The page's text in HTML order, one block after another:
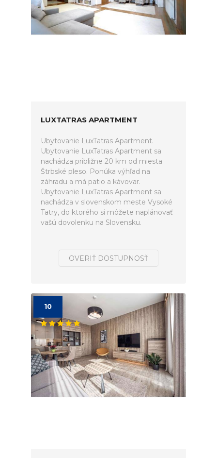
LUXTATRAS APARTMENT
Ubytovanie LuxTatras Apartment.
Ubytovanie LuxTatras Apartment sa
nachádza približne 20 km od miesta
Štrbské pleso. Ponúka výhľad na
záhradu a má patio a kávovar.
Ubytovanie LuxTatras Apartment sa
nachádza v slovenskom meste Vysoké
Tatry, do ktorého si môžete naplánovať
vašú dovolenku na Slovensku.
OVERIŤ DOSTUPNOSŤ
10